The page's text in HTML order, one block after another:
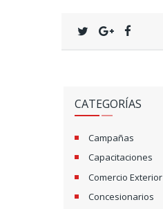
CATEGORÍAS
Campañas
Capacitaciones
Comercio Exterior
Concesionarios